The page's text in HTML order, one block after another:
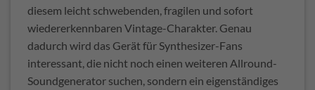
diesem leicht schwebenden, fragilen und sofort
wiedererkennbaren Vintage-Charakter. Genau
dadurch wird das Gerät für Synthesizer-Fans
interessant, die nicht noch einen weiteren Allround-
Soundgenerator suchen, sondern ein eigenständiges